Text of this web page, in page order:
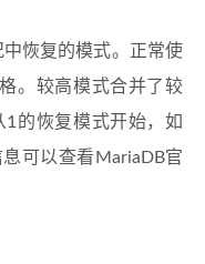
恢复的模式。正常使
。较高模式合并了较
的恢复模式开始，如
可以查看MariaDB官